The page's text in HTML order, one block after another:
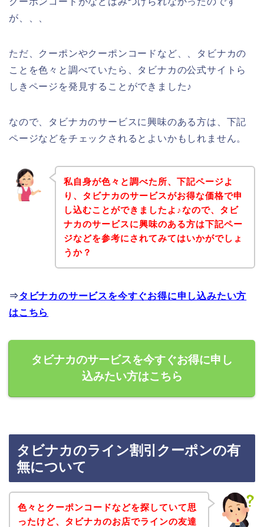
が、、、
ただ、クーポンやクーポンコードなど、、タビナカの
ことを色々と調べていたら、タビナカの公式サイトら
しきページを発見することができました♪
なので、タビナカのサービスに興味のある方は、下記
ページなどをチェックされるとよいかもしれません。
私自身が色々と調べた所、下記ページよ
り、タビナカのサービスがお得な価格で申
し込むことができましたよ♪なので、タビ
ナカのサービスに興味のある方は下記ペー
ジなどを参考にされてみてはいかがでしょ
うか？
⇒タビナカのサービスを今すぐお得に申し込みたい方
はこちら
タビナカのサービスを今すぐお得に申し
込みたい方はこちら
タビナカのライン割引クーポンの有
無について
色々とクーポンコードなどを探していて思
ったけど、タビナカのお店でラインの友達